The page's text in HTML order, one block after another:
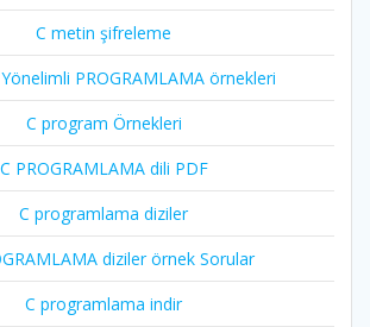
C metin şifreleme
PROGRAMLAMA örnekleri
C program Örnekleri
C PROGRAMLAMA dili PDF
C programlama diziler
diziler örnek Sorular
C programlama indir